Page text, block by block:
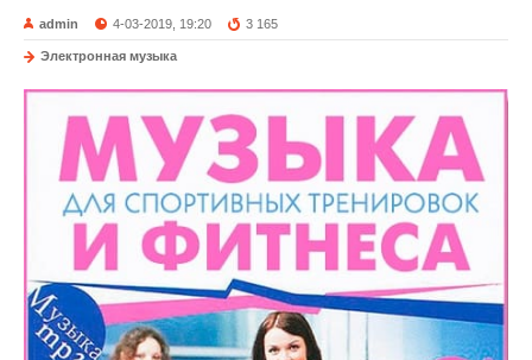
admin 4-03-2019, 19:20 3 165
Электронная музыка